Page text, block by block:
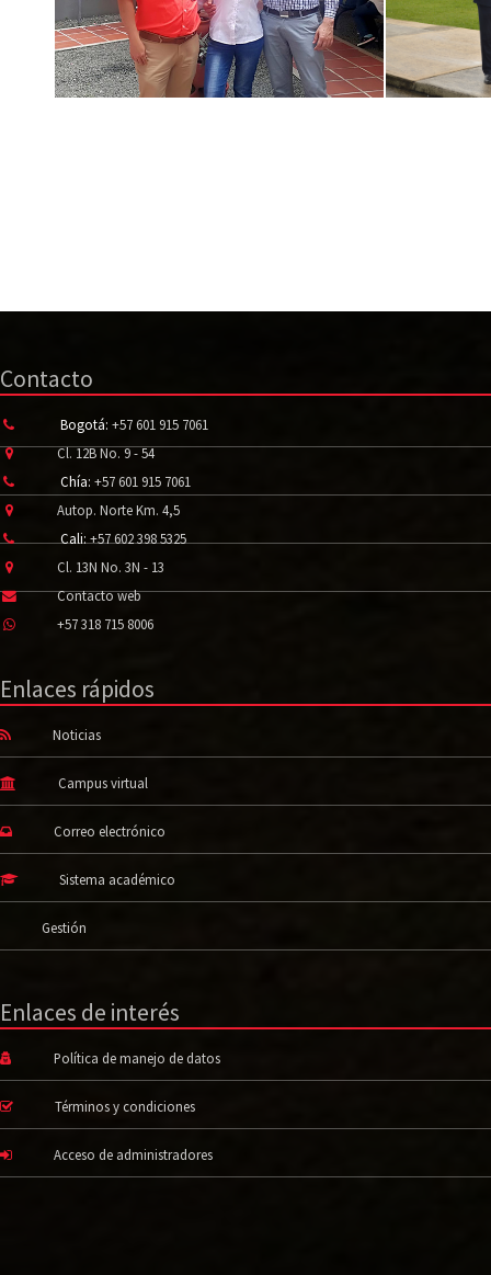
Contacto
Bogotá: +57 601 915 7061
Cl. 12B No. 9 - 54
Chía: +57 601 915 7061
Autop. Norte Km. 4,5
Cali: +57 602 398 5325
Cl. 13N No. 3N - 13
Contacto web
+57 318 715 8006
Enlaces rápidos
Noticias
Campus virtual
Correo electrónico
Sistema académico
Gestión
Enlaces de interés
Política de manejo de datos
Términos y condiciones
Acceso de administradores